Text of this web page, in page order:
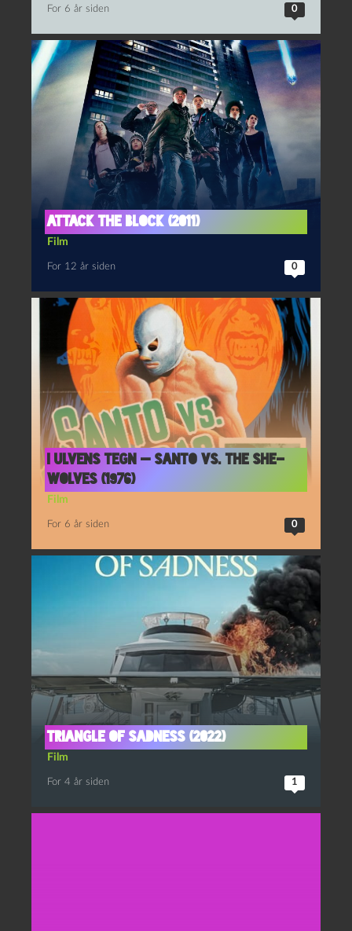
For 6 år siden 0
Attack the Block (2011)
Film
For 12 år siden 0
I ulvens tegn — Santo vs. the She-
Wolves (1976)
Film
For 6 år siden 0
Triangle of Sadness (2022)
Film
For 4 år siden 1